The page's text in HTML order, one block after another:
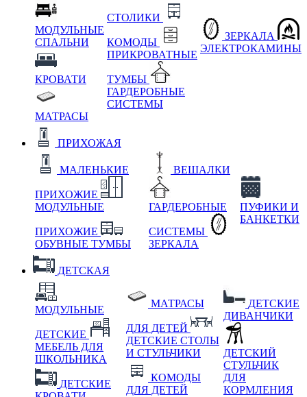
МОДУЛЬНЫЕ
СПАЛЬНИ
КРОВАТИ
МАТРАСЫ
СТОЛИКИ
КОМОДЫ
ПРИКРОВАТНЫЕ
ТУМБЫ
ГАРДЕРОБНЫЕ
СИСТЕМЫ
ЗЕРКАЛА
ЭЛЕКТРОКАМИНЫ
ПРИХОЖАЯ
МАЛЕНЬКИЕ
ПРИХОЖИЕ
МОДУЛЬНЫЕ
ПРИХОЖИЕ
ОБУВНЫЕ ТУМБЫ
ВЕШАЛКИ
ГАРДЕРОБНЫЕ
СИСТЕМЫ
ЗЕРКАЛА
ПУФИКИ И
БАНКЕТКИ
ДЕТСКАЯ
МОДУЛЬНЫЕ
ДЕТСКИЕ
МЕБЕЛЬ ДЛЯ
ШКОЛЬНИКА
ДЕТСКИЕ
МАТРАСЫ
ДЛЯ ДЕТЕЙ
ДЕТСКИЕ СТОЛЫ
И СТУЛЬЧИКИ
КОМОДЫ
ДЛЯ ДЕТЕЙ
ДЕТСКИЕ
ДИВАНЧИКИ
ДЕТСКИЙ
СТУЛЬЧИК
ДЛЯ
КОРМЛЕНИЯ